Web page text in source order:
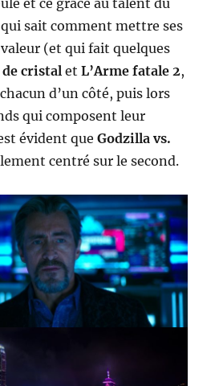
sait comment mettre ses
(et qui fait quelques
de cristaletL’Arme fatale 2,
d’un côté, puis lors
qui composent leur
évident queGodzilla vs.
centré sur le second.